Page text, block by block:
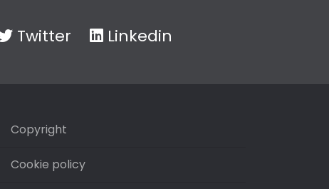
Twitter Linkedin
Copyright
Cookie policy